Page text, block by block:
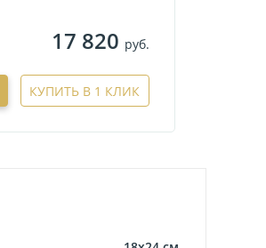
17 820 руб.
КУПИТЬ В 1 КЛИК